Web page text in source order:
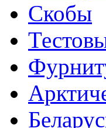
Скобы